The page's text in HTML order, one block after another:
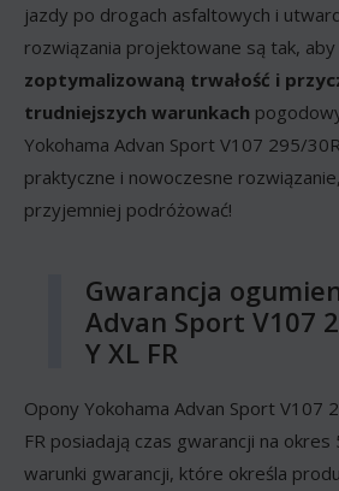
jazdy po drogach asfaltowych i
rozwiązania projektowane są tak, aby
zoptymalizowaną trwałość i
trudniejszych warunkach
Yokohama Advan Sport V107 295/
praktyczne i nowoczesne
przyjemniej podróżować!
Gwarancja
Advan Sport V107
Y XL FR
Opony Yokohama Advan Sport V107
FR posiadają czas gwarancji na okres
warunki gwarancji, które określa